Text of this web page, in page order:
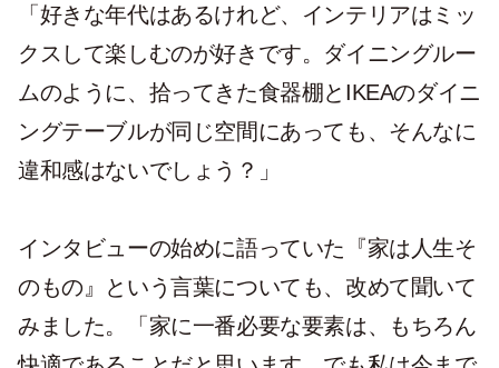
「好きな年代はあるけれど、インテリアはミッ
クスして楽しむのが好きです。ダイニングルー
ムのように、拾ってきた食器棚とIKEAのダイニ
ングテーブルが同じ空間にあっても、そんなに
違和感はないでしょう？」
インタビューの始めに語っていた『家は人生そ
のもの』という言葉についても、改めて聞いて
みました。「家に一番必要な要素は、もちろん